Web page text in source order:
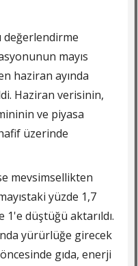
değerlendirme
mayıs
haziran ayında
Haziran verisinin,
ve piyasa
üzerinde
mevsimsellikten
yüzde 1,7
düştüğü aktarıldı.
yürürlüğe girecek
gıda, enerji